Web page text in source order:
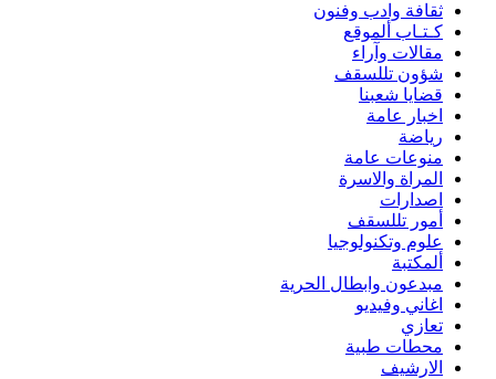
ثقافة وادب وفنون
كـتـاب ألموقع
مقالات وآراء
شؤون تللسقف
قضايا شعبنا
اخبار عامة
رياضة
منوعات عامة
المراة والاسرة
اصدارات
أمور تللسقف
علوم وتكنولوجيا
ألمكتبة
مبدعون وابطال الحرية
اغاني وفيديو
تعازي
محطات طبية
الارشيف